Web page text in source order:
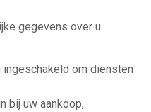
gegevens over u
om diensten
bij uw aankoop,